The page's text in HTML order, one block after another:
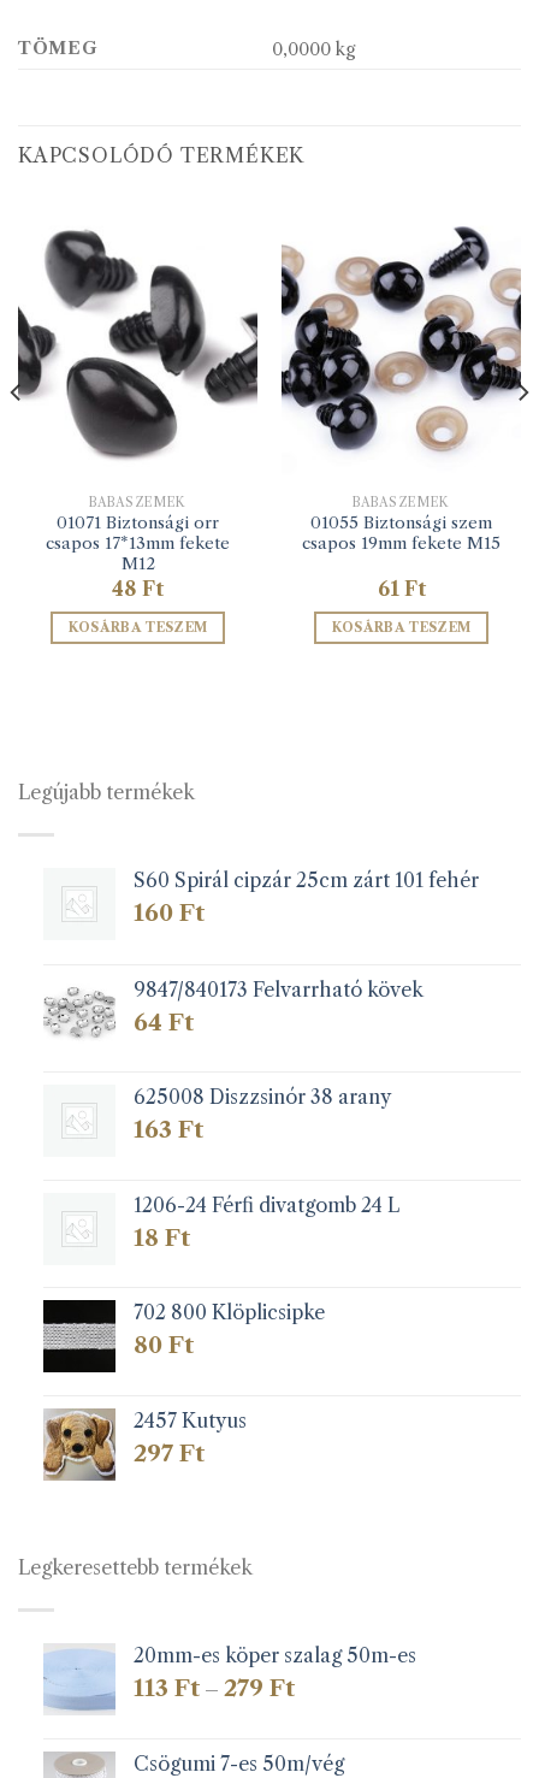
TÖMEG 0,0000 kg
KAPCSOLÓDÓ TERMÉKEK
BABASZEMEK
01071 Biztonsági orr
csapos 17*13mm fekete
M12
48 Ft
KOSÁRBA TESZEM
BABASZEMEK
01055 Biztonsági szem
csapos 19mm fekete M15
61 Ft
KOSÁRBA TESZEM
Legújabb termékek
S60 Spirál cipzár 25cm zárt 101 fehér
160 Ft
9847/840173 Felvarrható kövek
64 Ft
625008 Diszzsinór 38 arany
163 Ft
1206-24 Férfi divatgomb 24 L
18 Ft
702 800 Klöplicsipke
80 Ft
2457 Kutyus
297 Ft
Legkeresettebb termékek
20mm-es köper szalag 50m-es
113 Ft – 279 FtÁrtartomány:
279 Ft
Csögumi 7-es 50m/vég